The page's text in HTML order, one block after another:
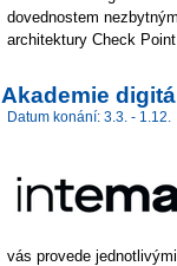
dovednostem
architektury Check
Akademie
Datum konání: 3.3. - 1.12.
vás provede